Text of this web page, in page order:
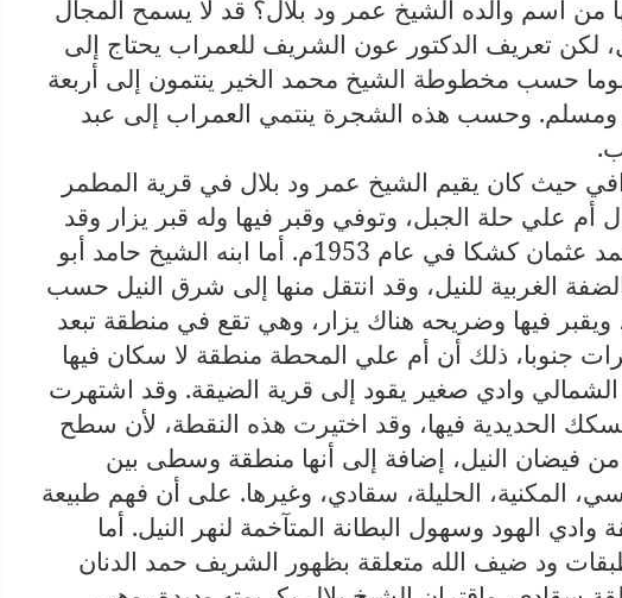
من اسم والده الشيخ عمر ود بلال؟ قد لا يسمح المجال
لكن تعريف الدكتور عون الشريف للعمراب يحتاج إلى
حسب مخطوطة الشيخ محمد الخير ينتمون إلى أربعة
ومسلم. وحسب هذه الشجرة ينتمي العمراب إلى عبد
حيث كان يقيم الشيخ عمر ود بلال في قرية المطمر
علي حلة الجبل، وتوفي وقبر فيها وله قبر يزار وقد
شيد فوقه الراحل الأستاذ الدريري محمد عثمان كشكا في عام 1953م. أما ابنه الشيخ حامد أبو
الغربية للنيل، وقد انتقل منها إلى شرق النيل حسب
فيها وضريحه هناك يزار، وهي تقع في منطقة تبعد
جنوبا، ذلك أن أم علي المحطة منطقة لا سكان فيها
وادي صغير يقود إلى قرية الضيقة. وقد اشتهرت
الحديدية فيها، وقد اختيرت هذه النقطة، لأن سطح
من فيضان النيل، إضافة إلى أنها منطقة وسطى بين
المكنية، الحليلة، سقادي، وغيرها. على أن فهم طبيعة
الهود وسهول البطانة المتآخمة لنهر النيل. أما
ود ضيف الله متعلقة بظهور الشريف حمد الدنان